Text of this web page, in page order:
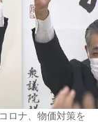
ロナ、物価対策を